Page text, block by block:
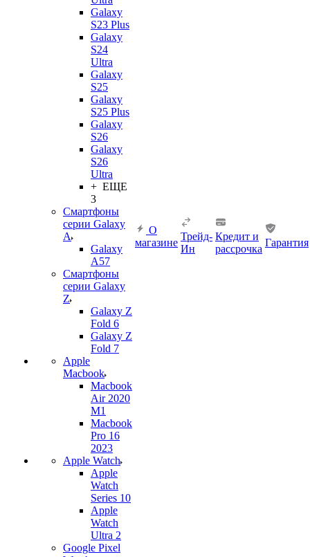
Galaxy
S23 Plus
Galaxy
S24
Ultra
Galaxy
S25
Galaxy
S25 Plus
Galaxy
S26
Galaxy
S26
Ultra
+ ЕЩЕ
3
Смартфоны
серии Galaxy
A
Galaxy
A57
Смартфоны
серии Galaxy
Z
Galaxy Z
Fold 6
Galaxy Z
Fold 7
Apple
Macbook
Macbook
Air 2020
M1
Macbook
Pro 16
2023
Apple Watch
Apple
Watch
Series 10
Apple
Watch
Ultra 2
Google Pixel
О
магазине
Трейд-
Ин
Кредит и
рассрочка
Гарантия